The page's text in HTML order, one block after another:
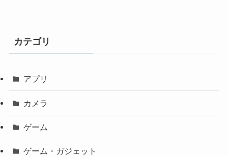
カテゴリ
アプリ
カメラ
ゲーム
ゲーム・ガジェット